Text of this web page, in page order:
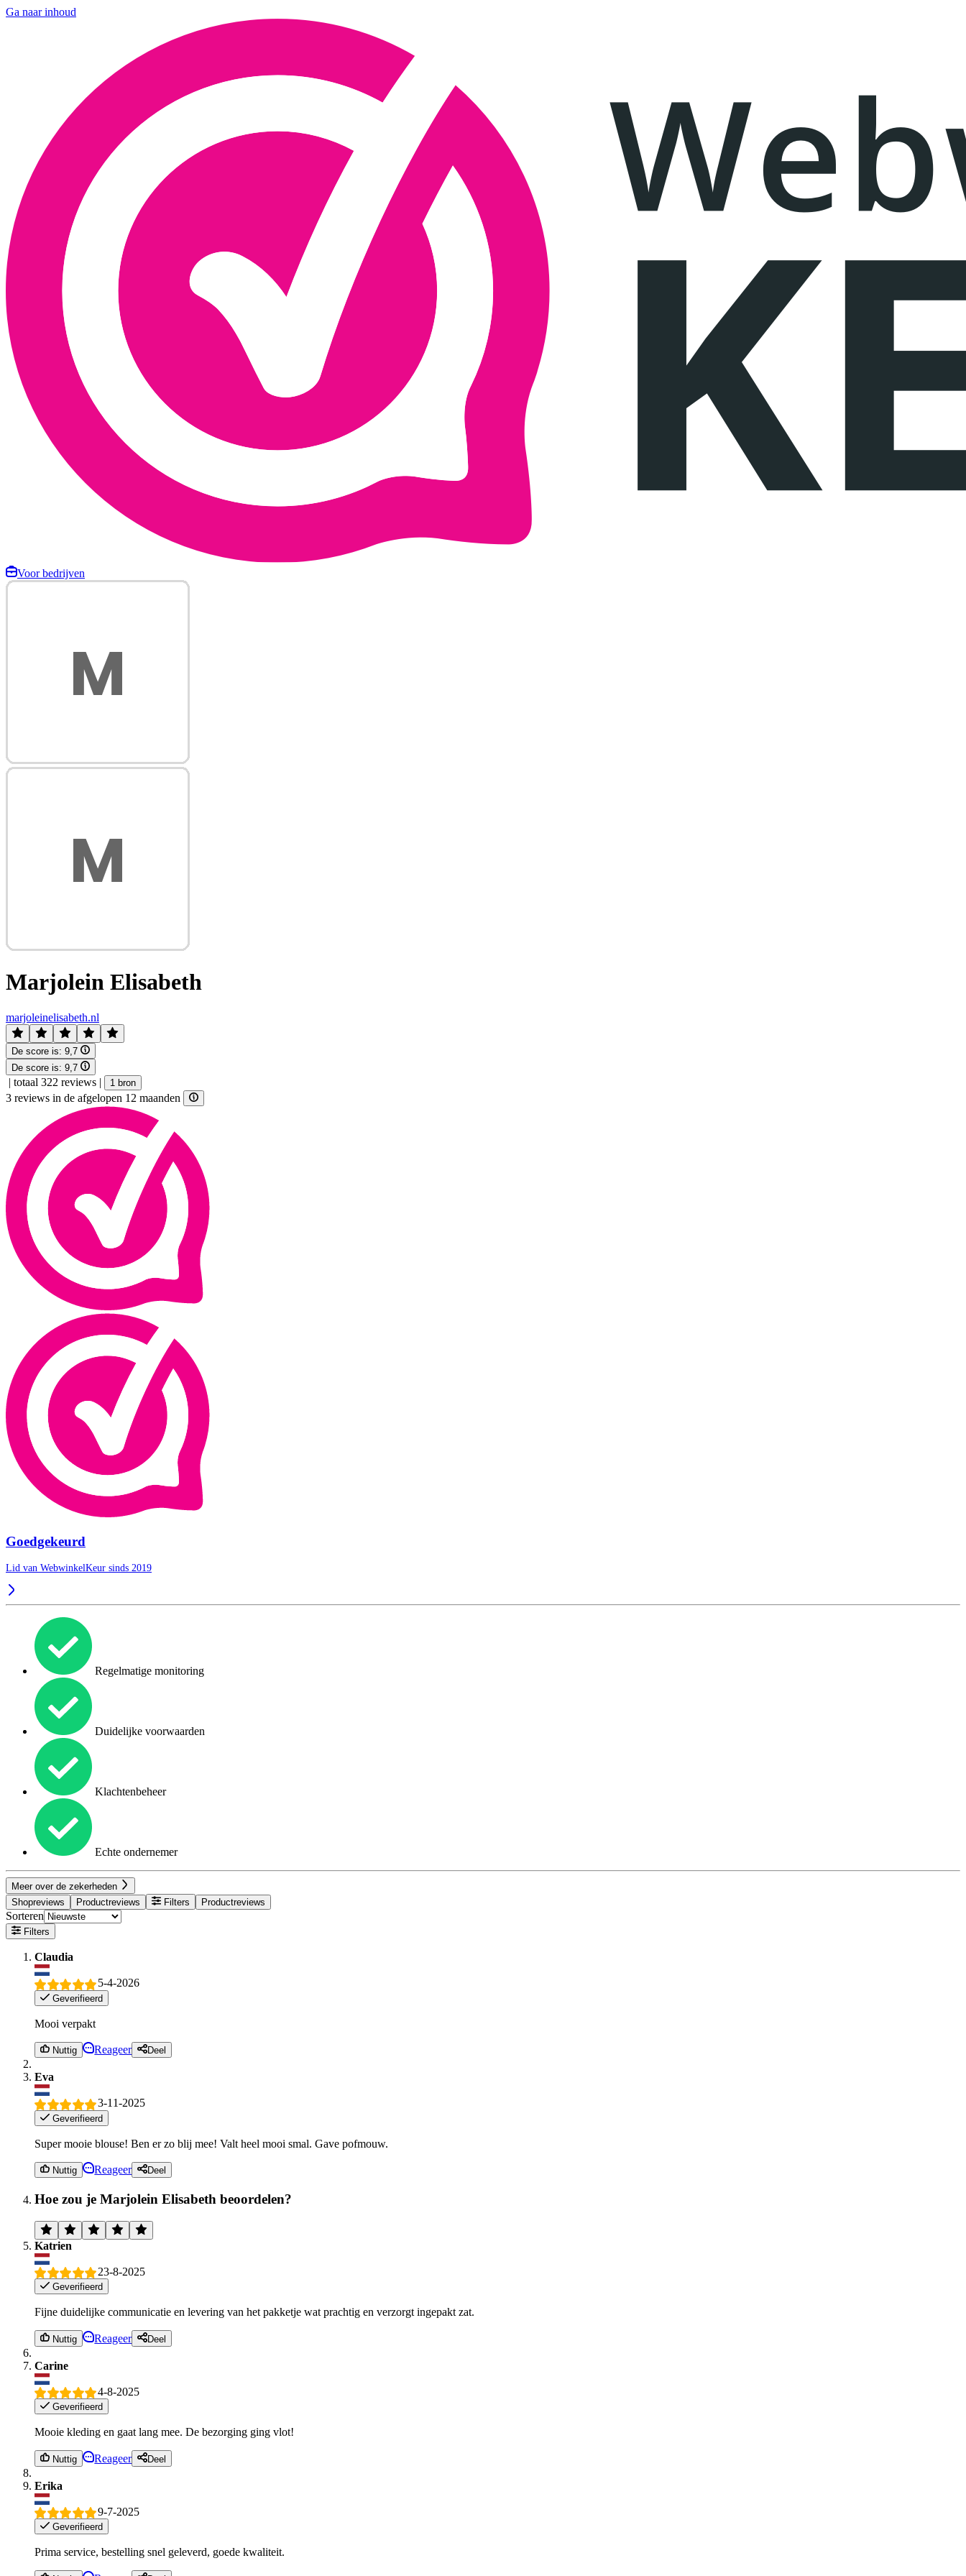
Ga naar inhoud
Voor bedrijven
Marjolein Elisabeth
marjoleinelisabeth.nl
De score is: 9,7
De score is: 9,7
| totaal 322 reviews | 1 bron
3 reviews in de afgelopen 12 maanden
Goedgekeurd
Lid van WebwinkelKeur sinds 2019
Regelmatige monitoring
Duidelijke voorwaarden
Klachtenbeheer
Echte ondernemer
Meer over de zekerheden
Shopreviews
Productreviews Filters Productreviews
Sorteren
Filters
Claudia
5-4-2026
Geverifieerd
Mooi verpakt
Nuttig Reageer Deel
Eva
3-11-2025
Geverifieerd
Super mooie blouse! Ben er zo blij mee! Valt heel mooi smal. Gave pofmouw.
Nuttig Reageer Deel
Hoe zou je Marjolein Elisabeth beoordelen?
Katrien
23-8-2025
Geverifieerd
Fijne duidelijke communicatie en levering van het pakketje wat prachtig en verzorgt ingepakt zat.
Nuttig Reageer Deel
Carine
4-8-2025
Geverifieerd
Mooie kleding en gaat lang mee. De bezorging ging vlot!
Nuttig Reageer Deel
Erika
9-7-2025
Geverifieerd
Prima service, bestelling snel geleverd, goede kwaliteit.